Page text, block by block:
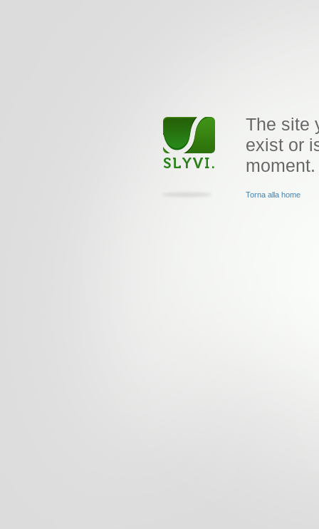
The site
exist or
moment.
Torna alla home